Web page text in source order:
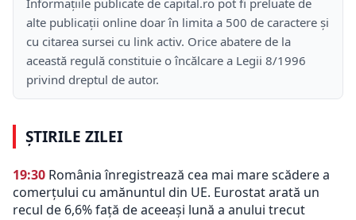
Informațiile publicate de capital.ro pot fi preluate de
alte publicații online doar în limita a 500 de caractere și
cu citarea sursei cu link activ. Orice abatere de la
această regulă constituie o încălcare a Legii 8/1996
privind dreptul de autor.
ȘTIRILE ZILEI
19:30 România înregistrează cea mai mare scădere a
comerțului cu amănuntul din UE. Eurostat arată un
recul de 6,6% față de aceeași lună a anului trecut